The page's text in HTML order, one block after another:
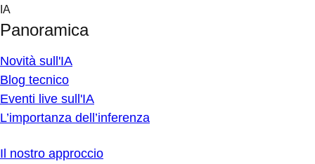
Skip
content
IA
Panoramica
Novità sull'IA
Blog tecnico
Eventi live sull'IA
L’importanza dell’inferenza
Il nostro approccio